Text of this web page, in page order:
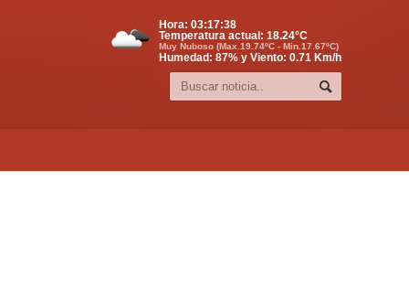
Hora: 03:17:38
Temperatura actual: 18.24°C
Muy Nuboso (Max.19.74ºC - Min.17.67ºC)
Humedad: 87% y Viento: 0.71 Km/h